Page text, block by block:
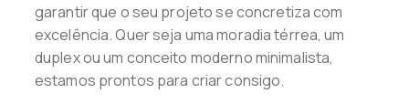
garantir que o seu projeto se concretiza com
excelência. Quer seja uma moradia térrea, um
duplex ou um conceito moderno minimalista,
estamos prontos para criar consigo.